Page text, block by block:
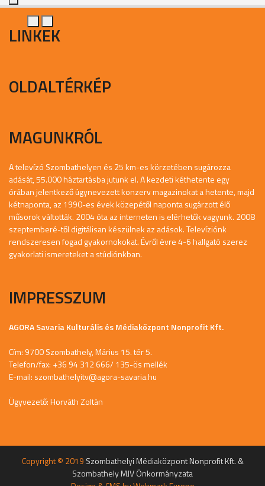
LINKEK
OLDALTÉRKÉP
MAGUNKRÓL
A televízó Szombathelyen és 25 km-es körzetében sugározza
adását, 55.000 háztartásba jutunk el. A kezdeti kéthetente egy
órában jelentkező úgynevezett konzerv magazinokat a hetente, majd
kétnaponta, az 1990-es évek közepétől naponta sugárzott élő
műsorok váltották. 2004 óta az interneten is elérhetők vagyunk. 2008
szeptemberé-től digitálisan készülnek az adások. Televíziónk
rendszeresen fogad gyakornokokat. Évről évre 4-6 hallgató szerez
gyakorlati ismereteket a stúdiónkban.
IMPRESSZUM
AGORA Savaria Kulturális és Médiaközpont Nonprofit Kft.
Cím: 9700 Szombathely, Márius 15. tér 5.
Telefon/fax: +36 94 312 666/ 135-ös mellék
E-mail: szombathelyitv@agora-savaria.hu
Ügyvezető: Horváth Zoltán
Copyright © 2019 Szombathelyi Médiaközpont Nonprofit Kft. &
Szombathely MJV Önkormányzata